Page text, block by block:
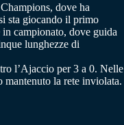
dove ha
sta giocando il primo
campionato, dove guida
lunghezze di
l’Ajaccio per 3 a 0. Nelle
la rete inviolata.